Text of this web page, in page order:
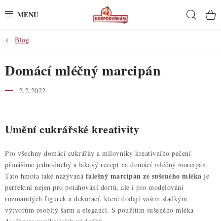
na
POTŘEBY
POMŮCKY
SUROVINY
DO KUCHYNĚ
POCHUTINY
Blog
Domácí mléčný marcipán
2.2.2022
Umění cukrářské kreativity
Pro všechny domácí cukrářky a milovníky kreativního pečení
přinášíme jednoduchý a lákavý recept na domácí mléčný marcipán.
Tato hmota také nazývaná falešný marcipán ze sušeného mléka je
perfektní nejen pro potahování dortů, ale i pro modelování
rozmanitých figurek a dekorací, které dodají vašim sladkým
výtvorům osobitý šarm a eleganci. S použitím sušeného mléka